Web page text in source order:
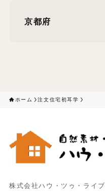
京都府
ホーム 注文住宅初耳学
株式会社ハウ・ツゥ・ライブ